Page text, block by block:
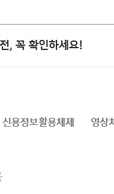
, 꼭 확인하세요!
신용정보활용체제 영상